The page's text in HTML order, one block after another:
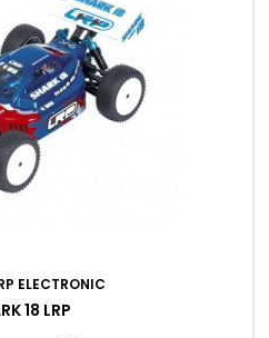
ELECTRONIC
18 LRP